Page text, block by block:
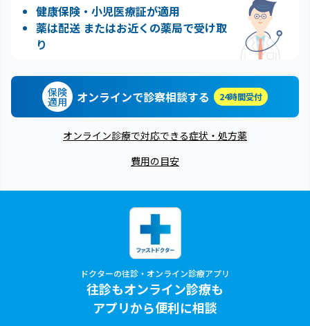
健康保険・小児医療証が適用
薬は配送 またはお近くの薬局で受け取
り
保険
適用 オンラインで診察相談する 24時間受付
オンライン診療で対応できる症状・処方薬
費用の目安
ドクターの往診・オンライン診療アプリ
往診もオンライン診療も
アプリから便利に相談